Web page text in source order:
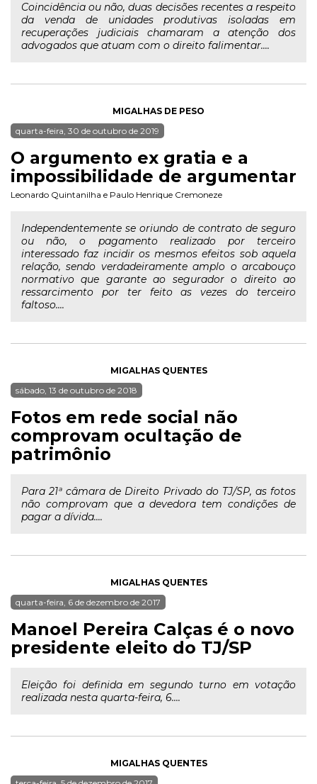
Coincidência ou não, duas decisões recentes a respeito
da venda de unidades produtivas isoladas em
recuperações judiciais chamaram a atenção dos
advogados que atuam com o direito falimentar....
MIGALHAS DE PESO
quarta-feira, 30 de outubro de 2019
O argumento ex gratia e a
impossibilidade de argumentar
Leonardo Quintanilha e Paulo Henrique Cremoneze
Independentemente se oriundo de contrato de seguro
ou não, o pagamento realizado por terceiro
interessado faz incidir os mesmos efeitos sob aquela
relação, sendo verdadeiramente amplo o arcabouço
normativo que garante ao segurador o direito ao
ressarcimento por ter feito as vezes do terceiro
faltoso....
MIGALHAS QUENTES
sábado, 13 de outubro de 2018
Fotos em rede social não
comprovam ocultação de
patrimônio
Para 21ª câmara de Direito Privado do TJ/SP, as fotos
não comprovam que a devedora tem condições de
pagar a dívida....
MIGALHAS QUENTES
quarta-feira, 6 de dezembro de 2017
Manoel Pereira Calças é o novo
presidente eleito do TJ/SP
Eleição foi definida em segundo turno em votação
realizada nesta quarta-feira, 6....
MIGALHAS QUENTES